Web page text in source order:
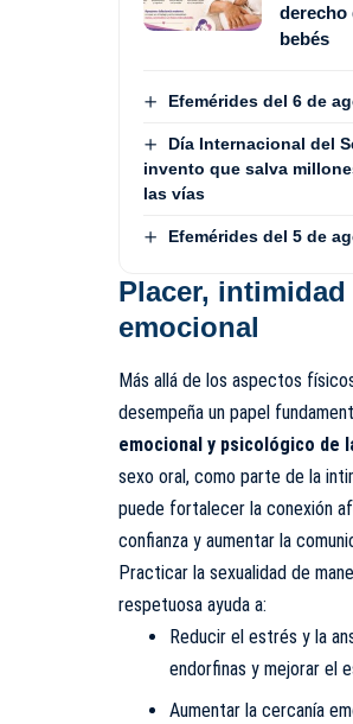
derecho
bebés
Efemérides del 6 de
Día Internacional del
invento que salva
las vías
Efemérides del 5 de
Placer,
emocional
Más allá de los aspectos
desempeña un papel
emocional y psicológico de
sexo oral, como parte de la
puede fortalecer la conexión
confianza y aumentar la
Practicar la sexualidad de
respetuosa ayuda a:
Reducir el estrés y la
endorfinas y mejorar el
Aumentar la cercanía